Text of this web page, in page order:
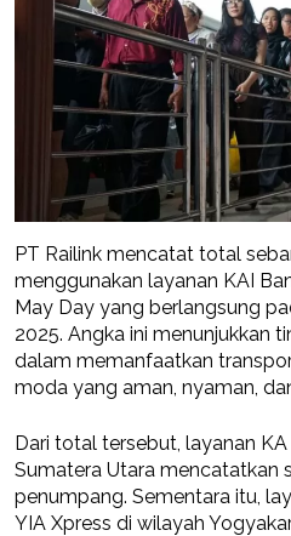
PT Railink mencatat total
menggunakan layanan KAI
May Day yang berlangsung
2025. Angka ini menunjukkan
dalam memanfaatkan
moda yang aman, nyaman,
Dari total tersebut, layanan
Sumatera Utara mencatatkan
penumpang. Sementara itu,
YIA Xpress di wilayah